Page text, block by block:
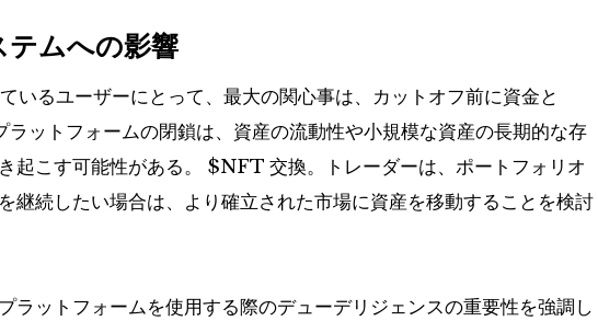
テムへの影響
るユーザーにとって、最大の関心事は、カットオフ前に資金と
ットフォームの閉鎖は、資産の流動性や小規模な資産の長期的な存
起こす可能性がある。 $NFT 交換。トレーダーは、ポートフォリオ
継続したい場合は、より確立された市場に資産を移動することを検討
ラットフォームを使用する際のデューデリジェンスの重要性を強調し